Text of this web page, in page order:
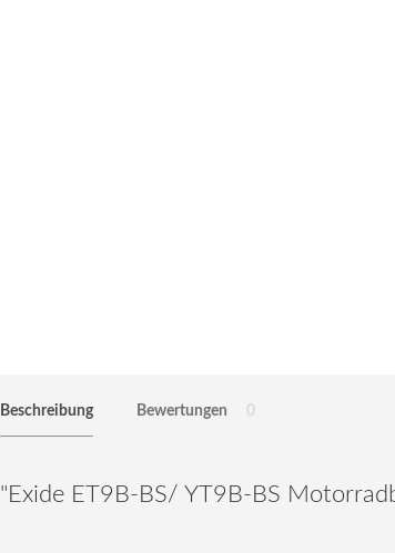
Beschreibung Bewertungen 0
"Exide ET9B-BS/ YT9B-BS